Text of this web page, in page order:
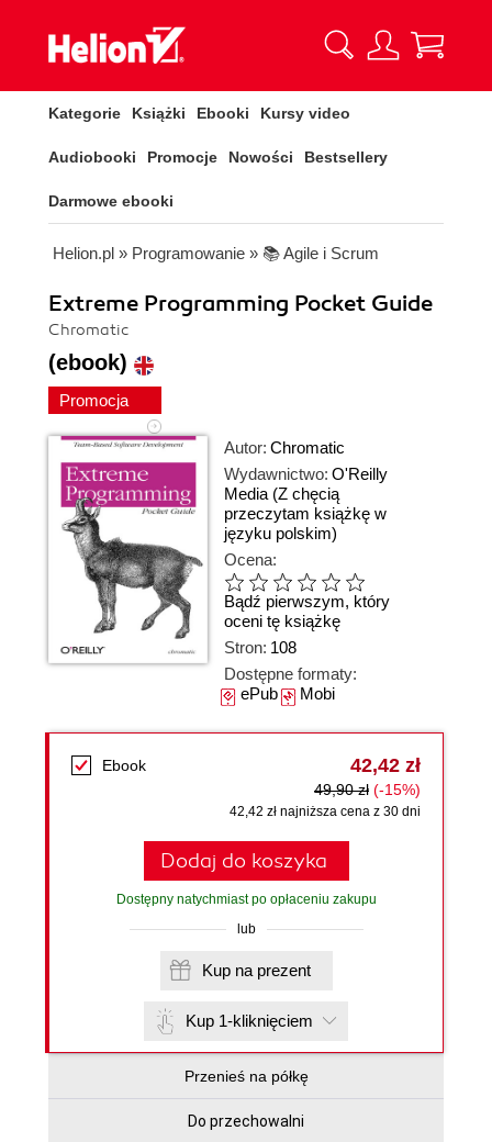
Kategorie Książki Ebooki Kursy video
Audiobooki Promocje Nowości Bestsellery
Darmowe ebooki
Helion.pl » Programowanie » 📚 Agile i Scrum
Extreme Programming Pocket Guide
Chromatic
(ebook)
Promocja
Autor: Chromatic
Wydawnictwo: O'Reilly
Media (Z chęcią
przeczytam książkę w
języku polskim)
Ocena:
Bądź pierwszym, który
oceni tę książkę
Stron: 108
Dostępne formaty:
ePubMobi
Ebook 42,42 zł
49,90 zł (-15%)
42,42 zł najniższa cena z 30 dni
Dodaj do koszyka
Dostępny natychmiast po opłaceniu zakupu
lub
Kup na prezent
Kup 1-kliknięciem
Przenieś na półkę
Do przechowalni